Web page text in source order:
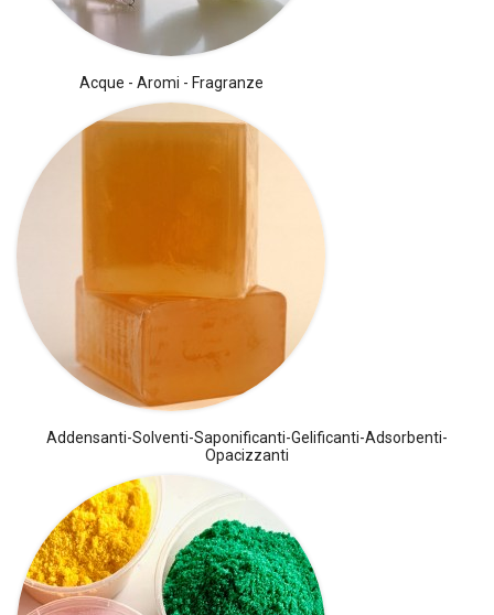
Acque - Aromi - Fragranze
Addensanti-Solventi-Saponificanti-Gelificanti-Adsorbenti-
Opacizzanti